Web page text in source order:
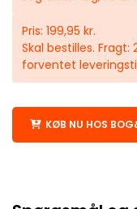
Pris: 199,95 kr.
Skal bestilles. Fragt:
forventet
KØB NU HOS